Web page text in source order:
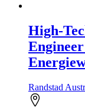
High-
Randstad